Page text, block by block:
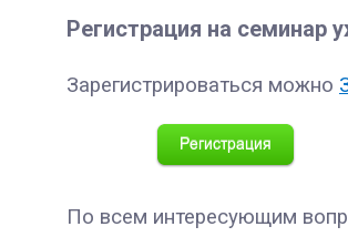
Регистрация на семинар
Зарегистрироваться можно
По всем интересующим